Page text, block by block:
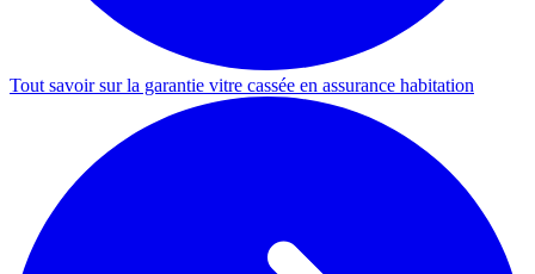
Tout savoir sur la garantie vitre cassée en assurance habitation